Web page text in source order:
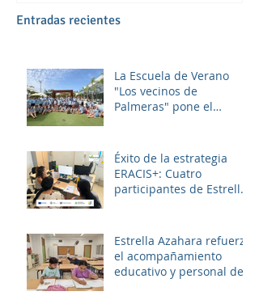
Entradas recientes
La Escuela de Verano
"Los vecinos de
Palmeras" pone el
convivencia y diversión.
Éxito de la estrategia
ERACIS+: Cuatro
participantes de Estrella
sociosanitario
Estrella Azahara refuerza
el acompañamiento
educativo y personal del